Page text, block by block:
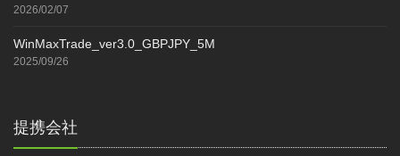
2026/02/07
WinMaxTrade_ver3.0_GBPJPY_5M
2025/09/26
提携会社